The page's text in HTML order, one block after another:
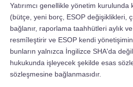
Yatırımcı genellikle yönetim
(bütçe, yeni borç, ESOP değişiklikleri,
bağlanır, raporlama taahhütleri aylık
resmîleştirir ve ESOP kendi
bunların yalnızca İngilizce SHA'da
hukukunda işleyecek şekilde esas
sözleşmesine bağlanmasıdır.